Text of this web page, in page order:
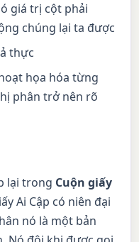
giá trị cột phải
chúng lại ta được
thực
họa hóa từng
phân trở nên rõ
lại trong Cuộn giấy
Ai Cập có niên đại
nó là một bản